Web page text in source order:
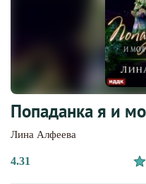
Попаданка я и
Лина Алфеева
4.31